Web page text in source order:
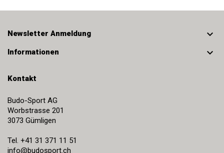
Newsletter Anmeldung 
Informationen 
Kontakt
Budo-Sport AG
Worbstrasse 201
3073 Gümligen
Tel. +41 31 371 11 51
info@budosport.ch